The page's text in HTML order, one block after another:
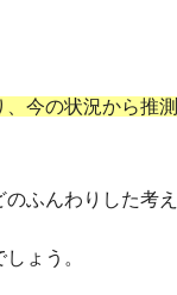
今の状況から推
ふんわりした考
ょう。